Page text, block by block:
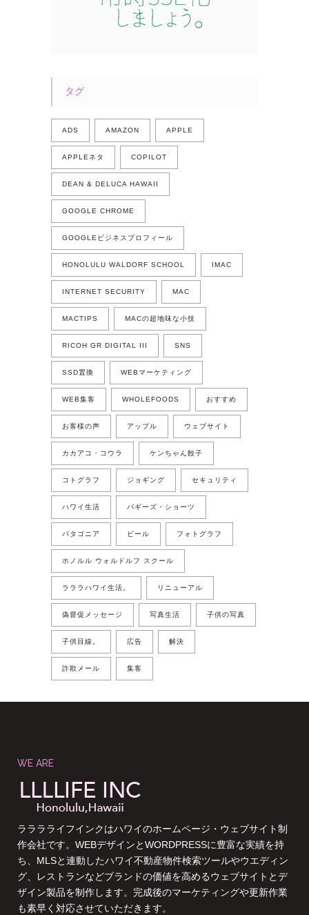
タグ
ADS AMAZON APPLE
APPLEネタ COPILOT
DEAN & DELUCA HAWAII
GOOGLE CHROME
GOOGLEビジネスプロフィール
HONOLULU WALDORF SCHOOL IMAC
INTERNET SECURITY MAC
MACTIPS MACの超地味な小技
RICOH GR DIGITAL III SNS
SSD置換 WEBマーケティング
WEB集客 WHOLEFOODS おすすめ
お客様の声 アップル ウェブサイト
カカアコ・コウラ ケンちゃん餃子
コトグラフ ジョギング セキュリティ
ハワイ生活 バギーズ・ショーツ
パタゴニア ビール フォトグラフ
ホノルル ウォルドルフ スクール
ラララハワイ生活。 リニューアル
偽督促メッセージ 写真生活 子供の写真
子供目線。 広告 解決
詐欺メール 集客
WE ARE
ラララライフインクはハワイのホームページ・ウェブサイト制
作会社です。WEBデザインとWORDPRESSに豊富な実績を持
ち、MLSと連動したハワイ不動産物件検索ツールやウエディン
グ、レストランなどブランドの価値を高めるウェブサイトとデ
ザイン製品を制作します。完成後のマーケティングや更新作業
も素早く対応させていただきます。